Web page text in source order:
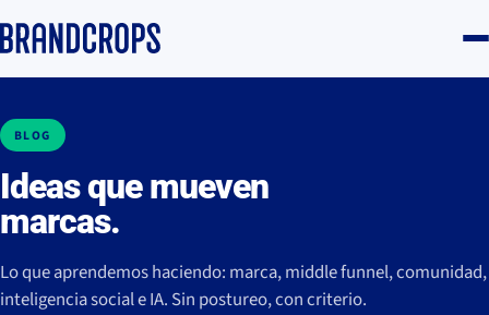
BLOG
Ideas que mueven
marcas.
Lo que aprendemos haciendo: marca, middle funnel, comunidad,
inteligencia social e IA. Sin postureo, con criterio.